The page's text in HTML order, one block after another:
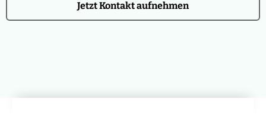
Jetzt Kontakt aufnehmen